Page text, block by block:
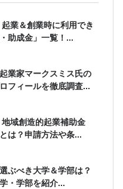
起業＆創業時に利用でき
助成金」一覧！...
業家マークスミス氏の
フィールを徹底調査...
地域創造的起業補助金
は？申請方法や条...
ぶべき大学＆学部は？
・学部を紹介...